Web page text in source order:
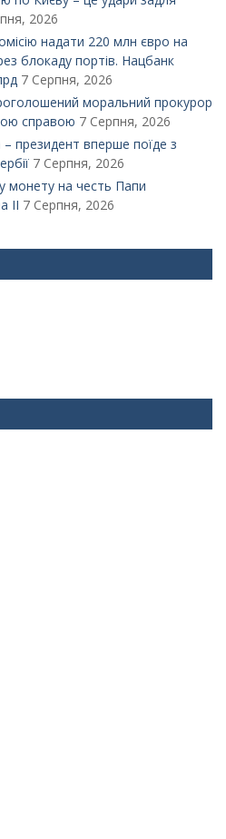
2026
надати 220 млн євро на
блокаду портів. Нацбанк
7 Серпня, 2026
моральний прокурор
справою 7 Серпня, 2026
президент вперше поїде з
7 Серпня, 2026
монету на честь Папи
ІІ 7 Серпня, 2026